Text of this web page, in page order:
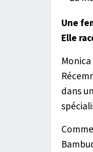
Une
Elle
dans